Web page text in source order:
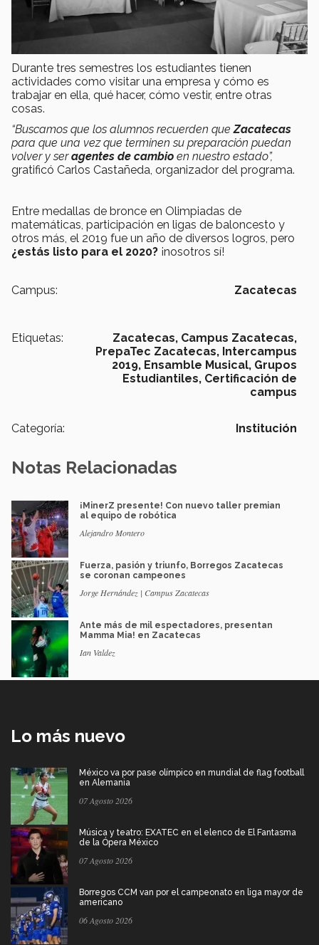
Durante tres semestres los estudiantes tienen
actividades como visitar una empresa y cómo es
trabajar en ella, qué hacer, cómo vestir, entre otras
cosas.
“Buscamos que los alumnos recuerden que Zacatecas
para que una vez que terminen su preparación puedan
volver y seragentes de cambio en nuestro estado”,
gratificó Carlos Castañeda, organizador del programa.
Entre medallas de bronce en Olimpiadas de
matemáticas, participación en ligas de baloncesto y
otros más, el 2019 fue un año de diversos logros, pero
¿estás listo para el 2020? ¡nosotros sí!
Campus: Zacatecas
Etiquetas: Zacatecas, Campus Zacatecas,
PrepaTec Zacatecas, Intercampus
2019, Ensamble Musical, Grupos
Estudiantiles, Certificación de
campus
Categoría: Institución
Notas Relacionadas
¡MinerZ presente! Con nuevo taller premian
al equipo de robótica
Alejandro Montero
Fuerza, pasión y triunfo, Borregos Zacatecas
se coronan campeones
Jorge Hernández | Campus Zacatecas
Ante más de mil espectadores, presentan
Mamma Mia! en Zacatecas
Ian Valdez
Lo más nuevo
México va por pase olímpico en mundial de flag football
en Alemania
07 Agosto 2026
Música y teatro: EXATEC en el elenco de El Fantasma
de la Ópera México
07 Agosto 2026
Borregos CCM van por el campeonato en liga mayor de
americano
06 Agosto 2026